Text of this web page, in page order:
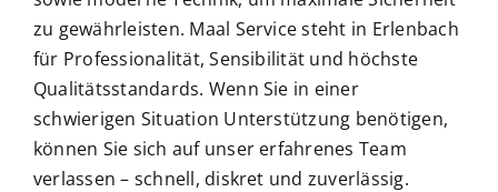
zu gewährleisten. Maal Service steht in Erlenbach
für Professionalität, Sensibilität und höchste
Qualitätsstandards. Wenn Sie in einer
schwierigen Situation Unterstützung benötigen,
können Sie sich auf unser erfahrenes Team
verlassen – schnell, diskret und zuverlässig.